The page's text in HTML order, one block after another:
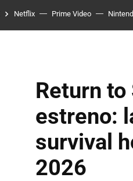
Netflix Prime Video
Return
estreno:
survival
2026